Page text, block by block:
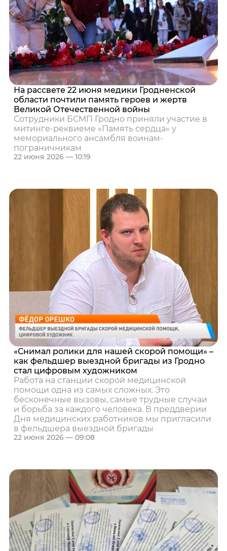
На рассвете 22 июня медики Гродненской
области почтили память героев и жертв
Великой Отечественной войны
Сотрудники БСМП Гродно приняли участие в
митинге-реквиеме «Память сердца» у
мемориального ансамбля воинам-
пограничникам
22 июня 2026 — 10:19
«Снимал ролики для нашей скорой помощи» –
как фельдшер выездной бригады из Гродно
стал цифровым художником
Работа на станции скорой медицинской
помощи одна из самых сложных. Это
бесконечные вызовы, самые трудные случаи
и борьба за каждого человека. В преддверии
Дня медицинских работников мы пригласили
в фельдшера выездной бригады
22 июня 2026 — 09:08